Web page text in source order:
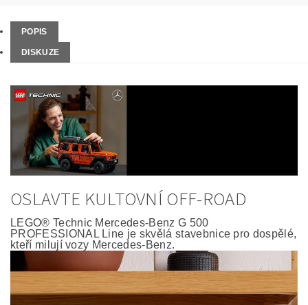
POPIS
DISKUZE
OSLAVTE KULTOVNÍ OFF-ROAD
LEGO® Technic Mercedes-Benz G 500
PROFESSIONAL Line je skvělá stavebnice pro dospělé,
kteří milují vozy Mercedes-Benz.